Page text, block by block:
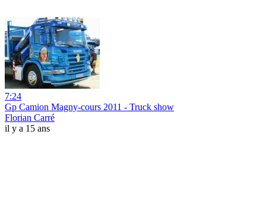
7:24
Gp Camion Magny-cours 2011 - Truck show
Florian Carré
il y a 15 ans